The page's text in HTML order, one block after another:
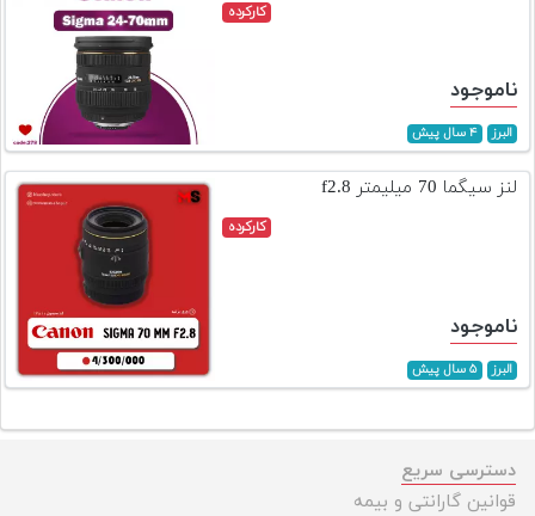
کارکرده
ناموجود
البرز ۴ سال پیش
لنز سیگما 70 میلیمتر f2.8
کارکرده
ناموجود
البرز ۵ سال پیش
دسترسی سریع
قوانین گارانتی و بیمه